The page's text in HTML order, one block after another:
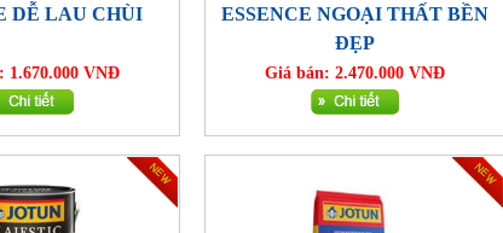
DỄ LAU CHÙI
1.670.000 VNĐ
ESSENCE NGOẠI THẤT BỀN
ĐẸP
Giá bán: 2.470.000 VNĐ